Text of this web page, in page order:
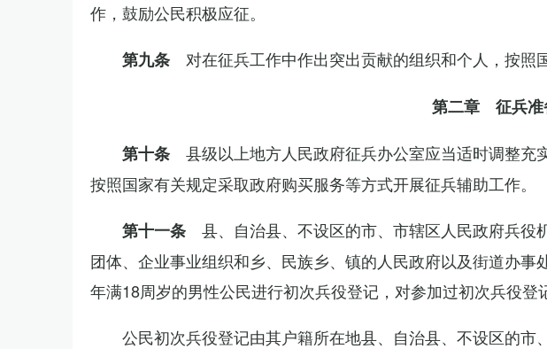
作，鼓励公民积极应征。
第九条 对在征兵工作中作出突出贡献的组织和个人，按照
第二章 征兵准
第十条 县级以上地方人民政府征兵办公室应当适时调整充
按照国家有关规定采取政府购买服务等方式开展征兵辅助工作。
第十一条 县、自治县、不设区的市、市辖区人民政府兵役
团体、企业事业组织和乡、民族乡、镇的人民政府以及街道办
年满18周岁的男性公民进行初次兵役登记，对参加过初次兵役登
公民初次兵役登记由其户籍所在地县、自治县、不设区的